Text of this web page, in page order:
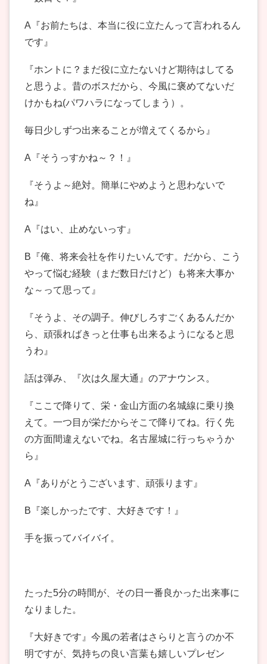
A『お前たちは、本当に役に立たんって言われるん
です』
『ホントに？まだ役に立たないけど期待はしてる
と思うよ。昔のボスだから、今風に褒めてないだ
けかもね(パワハラになってしまう）。
毎日少しずつ出来ることが増えてくるから』
A『そうっすかね～？！』
『そうよ～絶対。簡単にやめようと思わないで
ね』
A『はい、止めないっす』
B『俺、将来会社を作りたいんです。だから、こう
やって悩む経験（まだ数日だけど）も将来大事か
な～って思って』
『そうよ、その調子。伸びしろすごくあるんだか
ら、頑張ればきっと仕事も出来るようになると思
うわ』
話は弾み、『次は久屋大通』のアナウンス。
『ここで降りて、栄・金山方面の名城線に乗り換
えて。一つ目が栄だからそこで降りてね。行く先
の方面間違えないでね。名古屋城に行っちゃうか
ら』
A『ありがとうございます、頑張ります』
B『楽しかったです、大好きです！』
手を振ってバイバイ。
たった5分の時間が、その日一番良かった出来事に
なりました。
『大好きです』今風の若者はさらりと言うのか不
明ですが、気持ちの良い言葉も嬉しいプレゼン